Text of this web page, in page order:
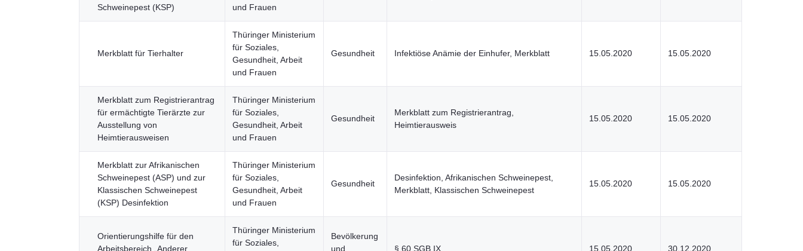
Schweinepest (KSP)
und Frauen
Merkblatt für Tierhalter
Thüringer Ministerium
für Soziales,
Gesundheit, Arbeit
und Frauen
Gesundheit Infektiöse Anämie der Einhufer, Merkblatt 15.05.2020 15.05.2020
Merkblatt zum Registrierantrag
für ermächtigte Tierärzte zur
Ausstellung von
Heimtierausweisen
Thüringer Ministerium
für Soziales,
Gesundheit, Arbeit
und Frauen
Gesundheit
Merkblatt zum Registrierantrag,
Heimtierausweis
15.05.2020 15.05.2020
Merkblatt zur Afrikanischen
Schweinepest (ASP) und zur
Klassischen Schweinepest
(KSP) Desinfektion
Thüringer Ministerium
für Soziales,
Gesundheit, Arbeit
und Frauen
Gesundheit
Desinfektion, Afrikanischen Schweinepest,
Merkblatt, Klassischen Schweinepest
15.05.2020 15.05.2020
Orientierungshilfe für den
Arbeitsbereich „Anderer
Thüringer Ministerium
für Soziales,
Bevölkerung
und
§ 60 SGB IX 15.05.2020 30.12.2020